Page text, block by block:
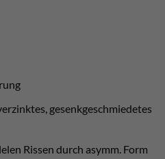
gesenkgeschmiedetes
Rissen durch asymm. Form